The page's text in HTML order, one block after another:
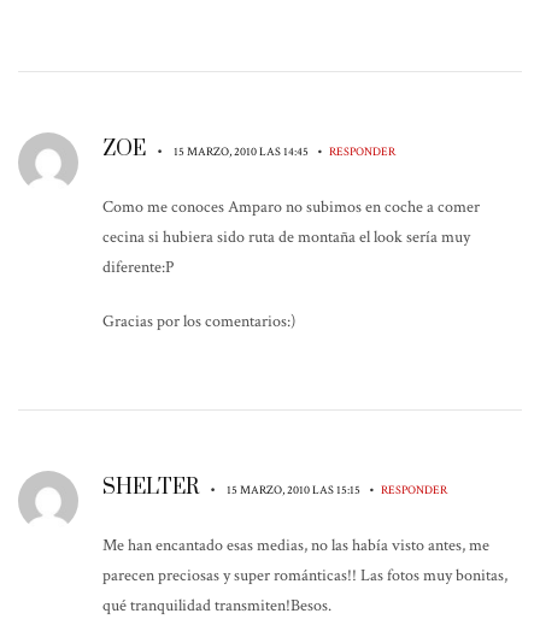
ZOE • 15 MARZO, 2010 LAS 14:45 • RESPONDER
Como me conoces Amparo no subimos en coche a comer
cecina si hubiera sido ruta de montaña el look sería muy
diferente:P
Gracias por los comentarios:)
SHELTER • 15 MARZO, 2010 LAS 15:15 • RESPONDER
Me han encantado esas medias, no las había visto antes, me
parecen preciosas y super románticas!! Las fotos muy bonitas,
qué tranquilidad transmiten!Besos.